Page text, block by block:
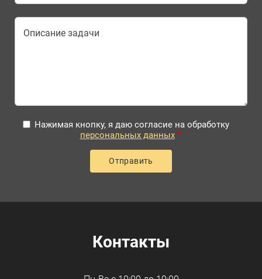
Описание задачи
Нажимая кнопку, я даю согласие на обработку
персональных данных
Контакты